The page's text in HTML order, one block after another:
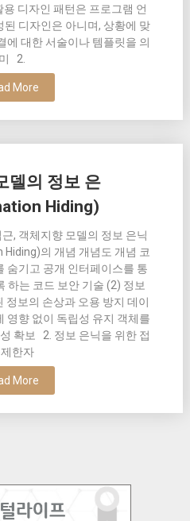
디자인 패턴은 프로그램 언
디자인은 아니며, 상황에 맞
에 대한 서술이나 템플릿을 의
미 2.
More
델의 정보 은
Hiding)
, 객체지향 모델의 정보 은닉
의 개념 개념도 개념 코
숨기고 공개 인터페이스를 통
하는 코드 보안 기술 (2) 정보
정보의 손상과 오용 방지 데이
영향 없이 독립성 유지 객체를
확보 2. 정보 은닉을 위한 접
한자
More